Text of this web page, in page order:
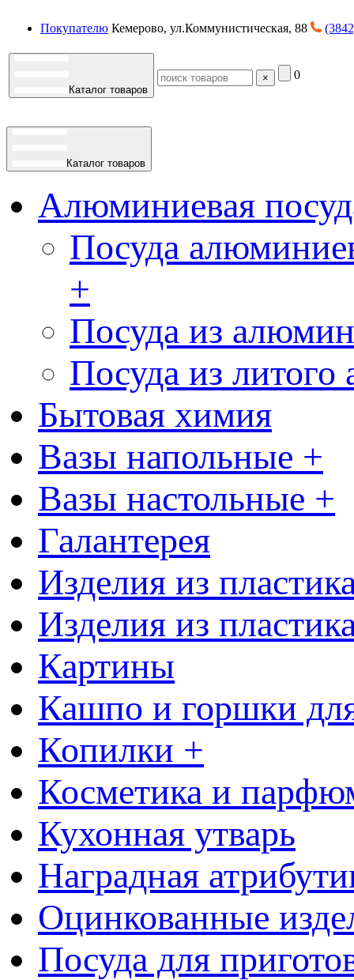
Покупателю Кемерово, ул.Коммунистическая, 88
Каталог товаров
× 0
Каталог товаров
Алюминиевая
Посуда
+
Посуда из
Посуда из
Бытовая химия
Вазы напольные +
Вазы настольные +
Галантерея
Изделия из
Изделия из
Картины
Кашпо и горшки
Копилки +
Косметика и
Кухонная утварь
Наградная
Оцинкованные
Посуда для